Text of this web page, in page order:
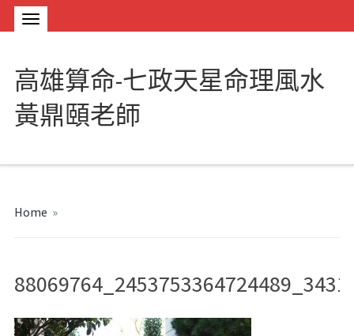
高雄算命-七政天星命理風水
黃鼎頤老師
Home »